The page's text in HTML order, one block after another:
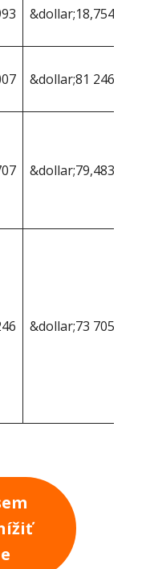
&dollar;18,754
&dollar;81 246
&dollar;79,483
&dollar;73 705